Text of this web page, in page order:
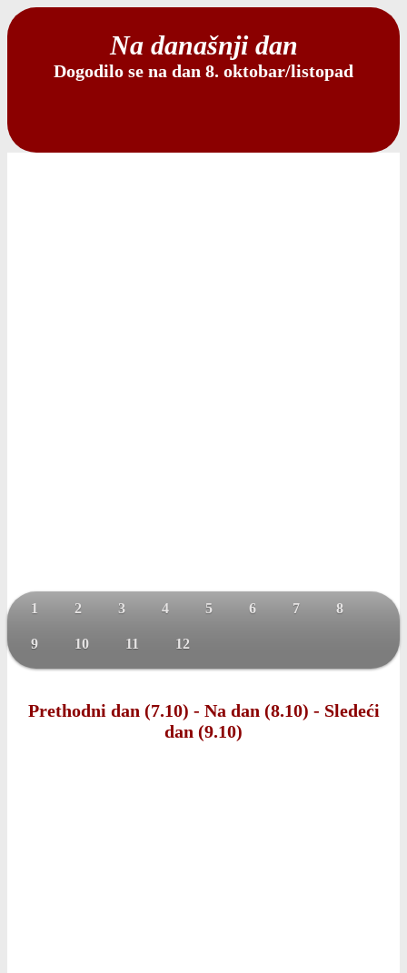
Na današnji dan
Dogodilo se na dan 8. oktobar/listopad
1 2 3 4 5 6 7 8
9 10 11 12
Prethodni dan (7.10) - Na dan (8.10) - Sledeći
dan (9.10)